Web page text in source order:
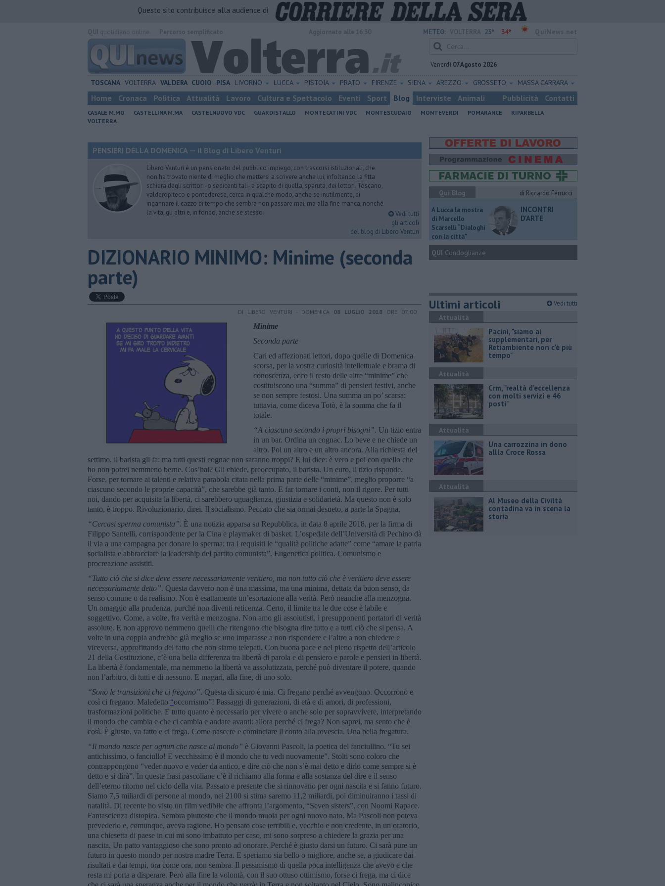
Questo sito contribuisce alla audience di
METEO: 23° 34°
Venerdì 07 Agosto 2026
TOSCANA VOLTERRA VALDERA CUOIO PISA LIVORNO LUCCA PISTOIA PRATO FIRENZE SIENA AREZZO GROSSETO MASSA CARRARA
Home Cronaca Politica Attualità Lavoro Cultura e Spettacolo Eventi Sport Blog Interviste Animali Pubblicità Contatti
CASALE M.MO CASTELLINA M.MA CASTELNUOVO VDC GUARDISTALLO MONTECATINI VDC MONTESCUDAIO MONTEVERDI POMARANCE
RIPARBELLA
VOLTERRA
PENSIERI DELLA DOMENICA — il Blog di Libero Venturi
Libero Venturi è un pensionato del pubblico impiego, con trascorsi istituzionali, che
non ha trovato niente di meglio che mettersi a scrivere anche lui, infoltendo la fitta
schiera degli scrittori -o sedicenti tali- a scapito di quella, sparuta, dei lettori. Toscano,
valderopiteco e pontederese, cerca in qualche modo, anche se inutilmente, di
ingannare il cazzo di tempo che sembra non passare mai, ma alla fine manca, nonché
la vita, gli altri e, in fondo, anche se stesso.
Vedi tutti
gli articoli
del blog di Libero Venturi
DIZIONARIO MINIMO: Minime (seconda
parte)
DI LIBERO VENTURI - DOMENICA 08 LUGLIO 2018 ORE 07:00
Minime
Seconda parte
Cari ed affezionati lettori, dopo quelle di Domenica
scorsa, per la vostra curiosità intellettuale e brama di
conoscenza, ecco il resto delle altre “minime” che
costituiscono una “summa” di pensieri festivi, anche
se non sempre festosi. Una summa un po’ scarsa:
tuttavia, come diceva Totò, è la somma che fa il
totale.
“A ciascuno secondo i propri bisogni”. Un tizio entra
in un bar. Ordina un cognac. Lo beve e ne chiede un
altro. Poi un altro e un altro ancora. Alla richiesta del
settimo, il barista gli fa: ma tutti questi cognac non saranno troppi? E lui dice: è vero e poi con quello che
ho non potrei nemmeno berne. Cos’hai? Gli chiede, preoccupato, il barista. Un euro, il tizio risponde.
Forse, per tornare ai talenti e relativa parabola citata nella prima parte delle “minime”, meglio proporre “a
ciascuno secondo le proprie capacità”, che sarebbe già tanto. E far tornare i conti, non il rigore. Per tutti
noi, dando per acquisita la libertà, ci sarebbero uguaglianza, giustizia e solidarietà. Ma questo non è solo
tanto, è troppo. Rivoluzionario, direi. Il socialismo. Peccato che sia ormai desueto, a parte la Spagna.
“Cercasi sperma comunista”. È una notizia apparsa su Repubblica, in data 8 aprile 2018, per la firma di
Filippo Santelli, corrispondente per la Cina e playmaker di basket. L’ospedale dell’Università di Pechino dà
il via a una campagna per donare lo sperma: tra i requisiti le “qualità politiche adatte” come “amare la patria
socialista e abbracciare la leadership del partito comunista”. Eugenetica politica. Comunismo e
procreazione assistiti.
“Tutto ciò che si dice deve essere necessariamente veritiero, ma non tutto ciò che è veritiero deve essere
necessariamente detto”. Questa davvero non è una massima, ma una minima, dettata da buon senso, da
senso comune o da realismo. Non è esattamente un’esortazione alla verità. Però neanche alla menzogna.
Un omaggio alla prudenza, purché non diventi reticenza. Certo, il limite tra le due cose è labile e
soggettivo. Come, a volte, fra verità e menzogna. Non amo gli assolutisti, i presupponenti portatori di verità
assolute. E non approvo nemmeno quelli che ritengono che bisogna dire tutto e a tutti ciò che si pensa. A
volte in una coppia andrebbe già meglio se uno imparasse a non rispondere e l’altro a non chiedere e
viceversa, approfittando del fatto che non siamo telepati. Con buona pace e nel pieno rispetto dell’articolo
21 della Costituzione, c’è una bella differenza tra libertà di parola e di pensiero e parole e pensieri in libertà.
La libertà è fondamentale, ma nemmeno la libertà va assolutizzata, perché può diventare il potere, quando
non l’arbitro, di tutti e di nessuno. E magari, alla fine, di uno solo.
“Sono le transizioni che ci fregano”. Questa di sicuro è mia. Ci fregano perché avvengono. Occorrono e
così ci fregano. Maledetto “occorrismo”! Passaggi di generazioni, di età e di amori, di professioni,
trasformazioni politiche. E tutto quanto è necessario per vivere o anche solo per sopravvivere, interpretando
il mondo che cambia e che ci cambia e andare avanti: allora perché ci frega? Non saprei, ma sento che è
così. È giusto, va fatto e ci frega. Come nascere e cominciare il conto alla rovescia. Una bella fregatura.
“Il mondo nasce per ognun che nasce al mondo” è Giovanni Pascoli, la poetica del fanciullino. “Tu sei
antichissimo, o fanciullo! E vecchissimo è il mondo che tu vedi nuovamente”. Stolti sono coloro che
contrappongono “veder nuovo e veder da antico, e dire ciò che non s’è mai detto e dirlo come sempre si è
detto e si dirà”. In queste frasi pascoliane c’è il richiamo alla forma e alla sostanza del dire e il senso
dell’eterno ritorno nel ciclo della vita. Passato e presente che si rinnovano per ogni nascita e si fanno futuro.
Siamo 7,5 miliardi di persone al mondo, nel 2100 si stima saremo 11,2 miliardi, poi diminuiranno i tassi di
natalità. Di recente ho visto un film vedibile che affronta l’argomento, “Seven sisters”, con Noomi Rapace.
Fantascienza distopica. Sembra piuttosto che il mondo muoia per ogni nuovo nato. Ma Pascoli non poteva
prevederlo e, comunque, aveva ragione. Ho pensato cose terribili e, vecchio e non credente, in un oratorio,
una chiesetta di paese in cui mi sono imbattuto per caso, mi sono sorpreso a chiedere la grazia per una
nascita. Un patto vantaggioso che sono pronto ad onorare. Perché è giusto darsi un futuro. Ci sarà pure un
futuro in questo mondo per nostra madre Terra. E speriamo sia bello o migliore, anche se, a giudicare dai
risultati e dai tempi, ora come ora, non sembra. Il pessimismo di quella poca intelligenza che avevo e che
resta mi porta a disperare. Però alla fine la volontà, con il suo ottuso ottimismo, forse ci frega, ma ci dice
Qui Blog
di Riccardo Ferrucci
A Lucca la mostra
di Marcello
Scarselli “Dialoghi
con la città"
INCONTRI
D'ARTE
QUI Condoglianze
Ultimi articoli Vedi tutti
Attualità
Pacini, "siamo ai
supplementari, per
Retiambiente non c'è più
tempo"
Attualità
Crm, "realtà d'eccellenza
con molti servizi e 46
posti"
Attualità
Una carrozzina in dono
allla Croce Rossa
Attualità
Al Museo della Civiltà
contadina va in scena la
storia